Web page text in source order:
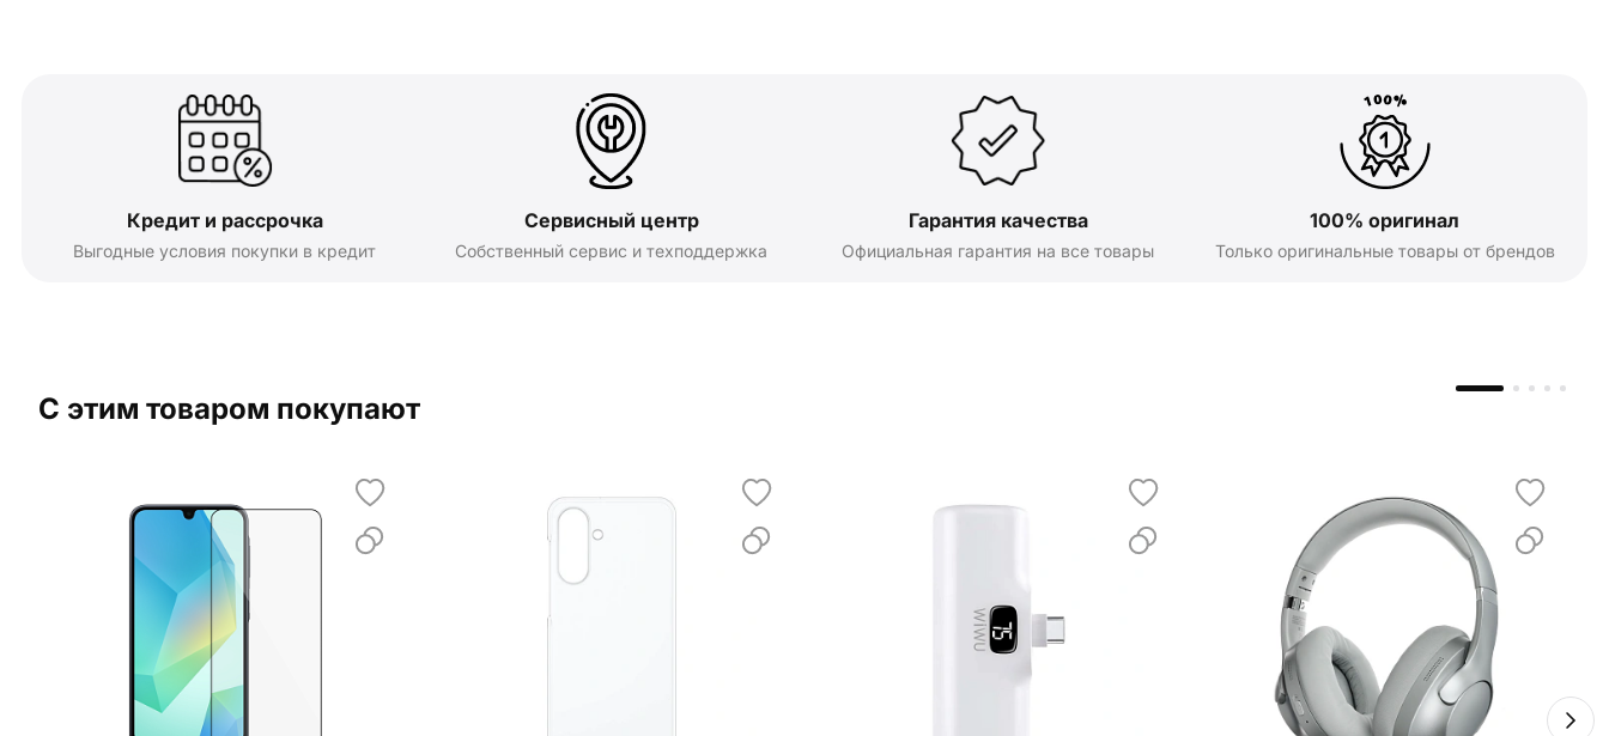
Кредит и рассрочка
Выгодные условия покупки в кредит
Сервисный центр
Собственный сервис и техподдержка
Гарантия качества
Официальная гарантия на все товары
100% оригинал
Только оригинальные товары от брендов
С этим товаром покупают